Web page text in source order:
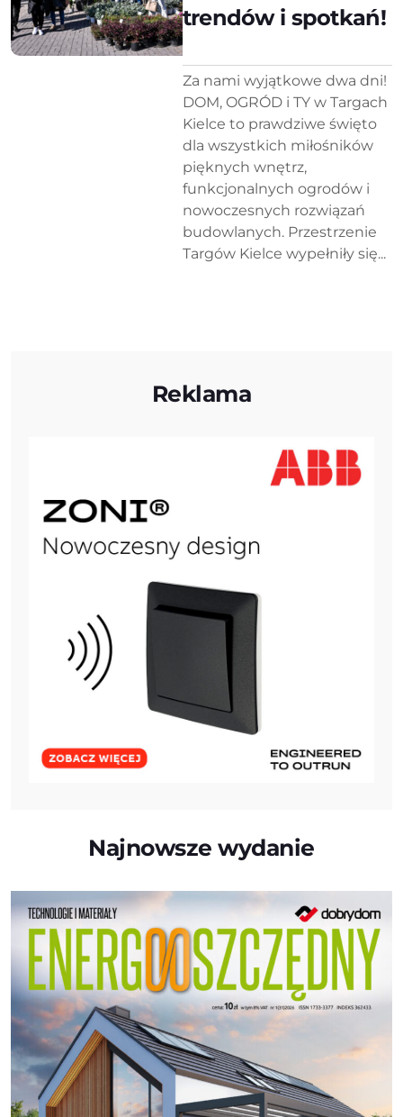
trendów i spotkań!
Za nami wyjątkowe dwa dni!
DOM, OGRÓD i TY w Targach
Kielce to prawdziwe święto
dla wszystkich miłośników
pięknych wnętrz,
funkcjonalnych ogrodów i
nowoczesnych rozwiązań
budowlanych. Przestrzenie
Targów Kielce wypełniły się...
Reklama
Najnowsze wydanie